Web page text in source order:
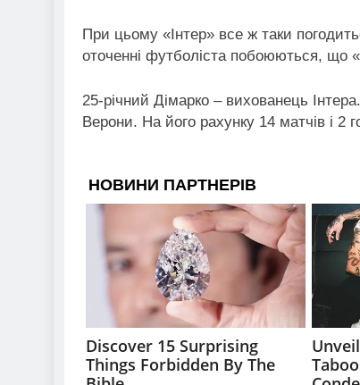
При цьому «Інтер» все ж таки
оточенні футболіста побоюються, що
25-річний Дімарко – вихованець
Верони. На його рахунку 14 матчів і 2